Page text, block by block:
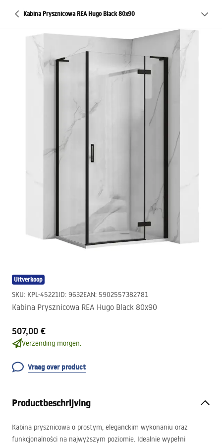
Kabina Prysznicowa REA Hugo Black 80x90
Uitverkoop
SKU: KPL-45221ID: 9632EAN: 5902557382781
Kabina Prysznicowa REA Hugo Black 80x90
507,00 €
Verzending morgen.
Vraag over product
Productbeschrijving
Kabina prysznicowa o prostym, eleganckim wykonaniu oraz
funkcjonalności na najwyższym poziomie. Idealnie wypełni